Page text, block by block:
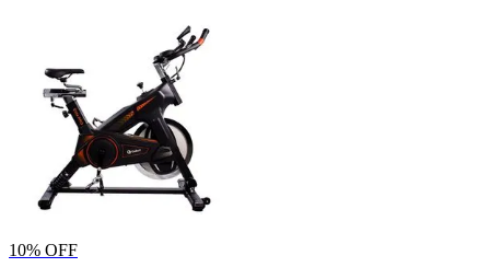
10% OFF